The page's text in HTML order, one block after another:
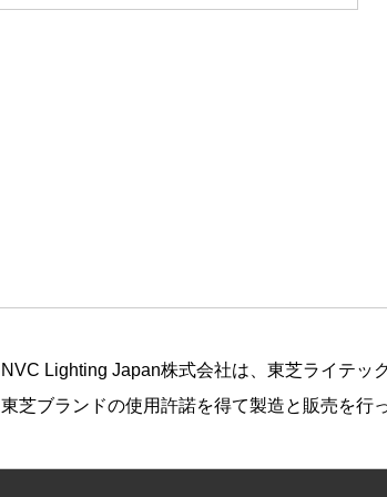
NVC Lighting Japan株式会社は、東芝ライテッ
東芝ブランドの使用許諾を得て製造と販売を行